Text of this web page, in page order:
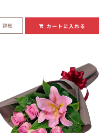
詳細 カートに入れる